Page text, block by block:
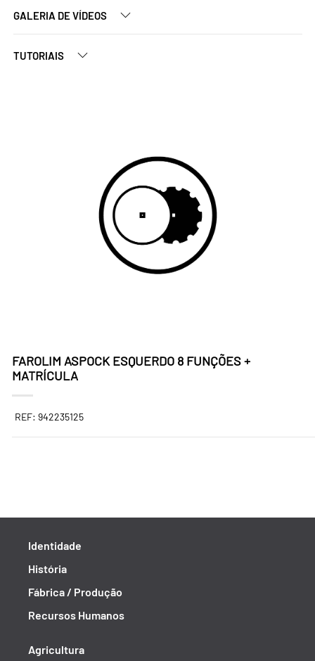
GALERIA DE VÍDEOS
TUTORIAIS
FAROLIM ASPOCK ESQUERDO 8 FUNÇÕES +
MATRÍCULA
REF: 942235125
Identidade
História
Fábrica / Produção
Recursos Humanos
Agricultura